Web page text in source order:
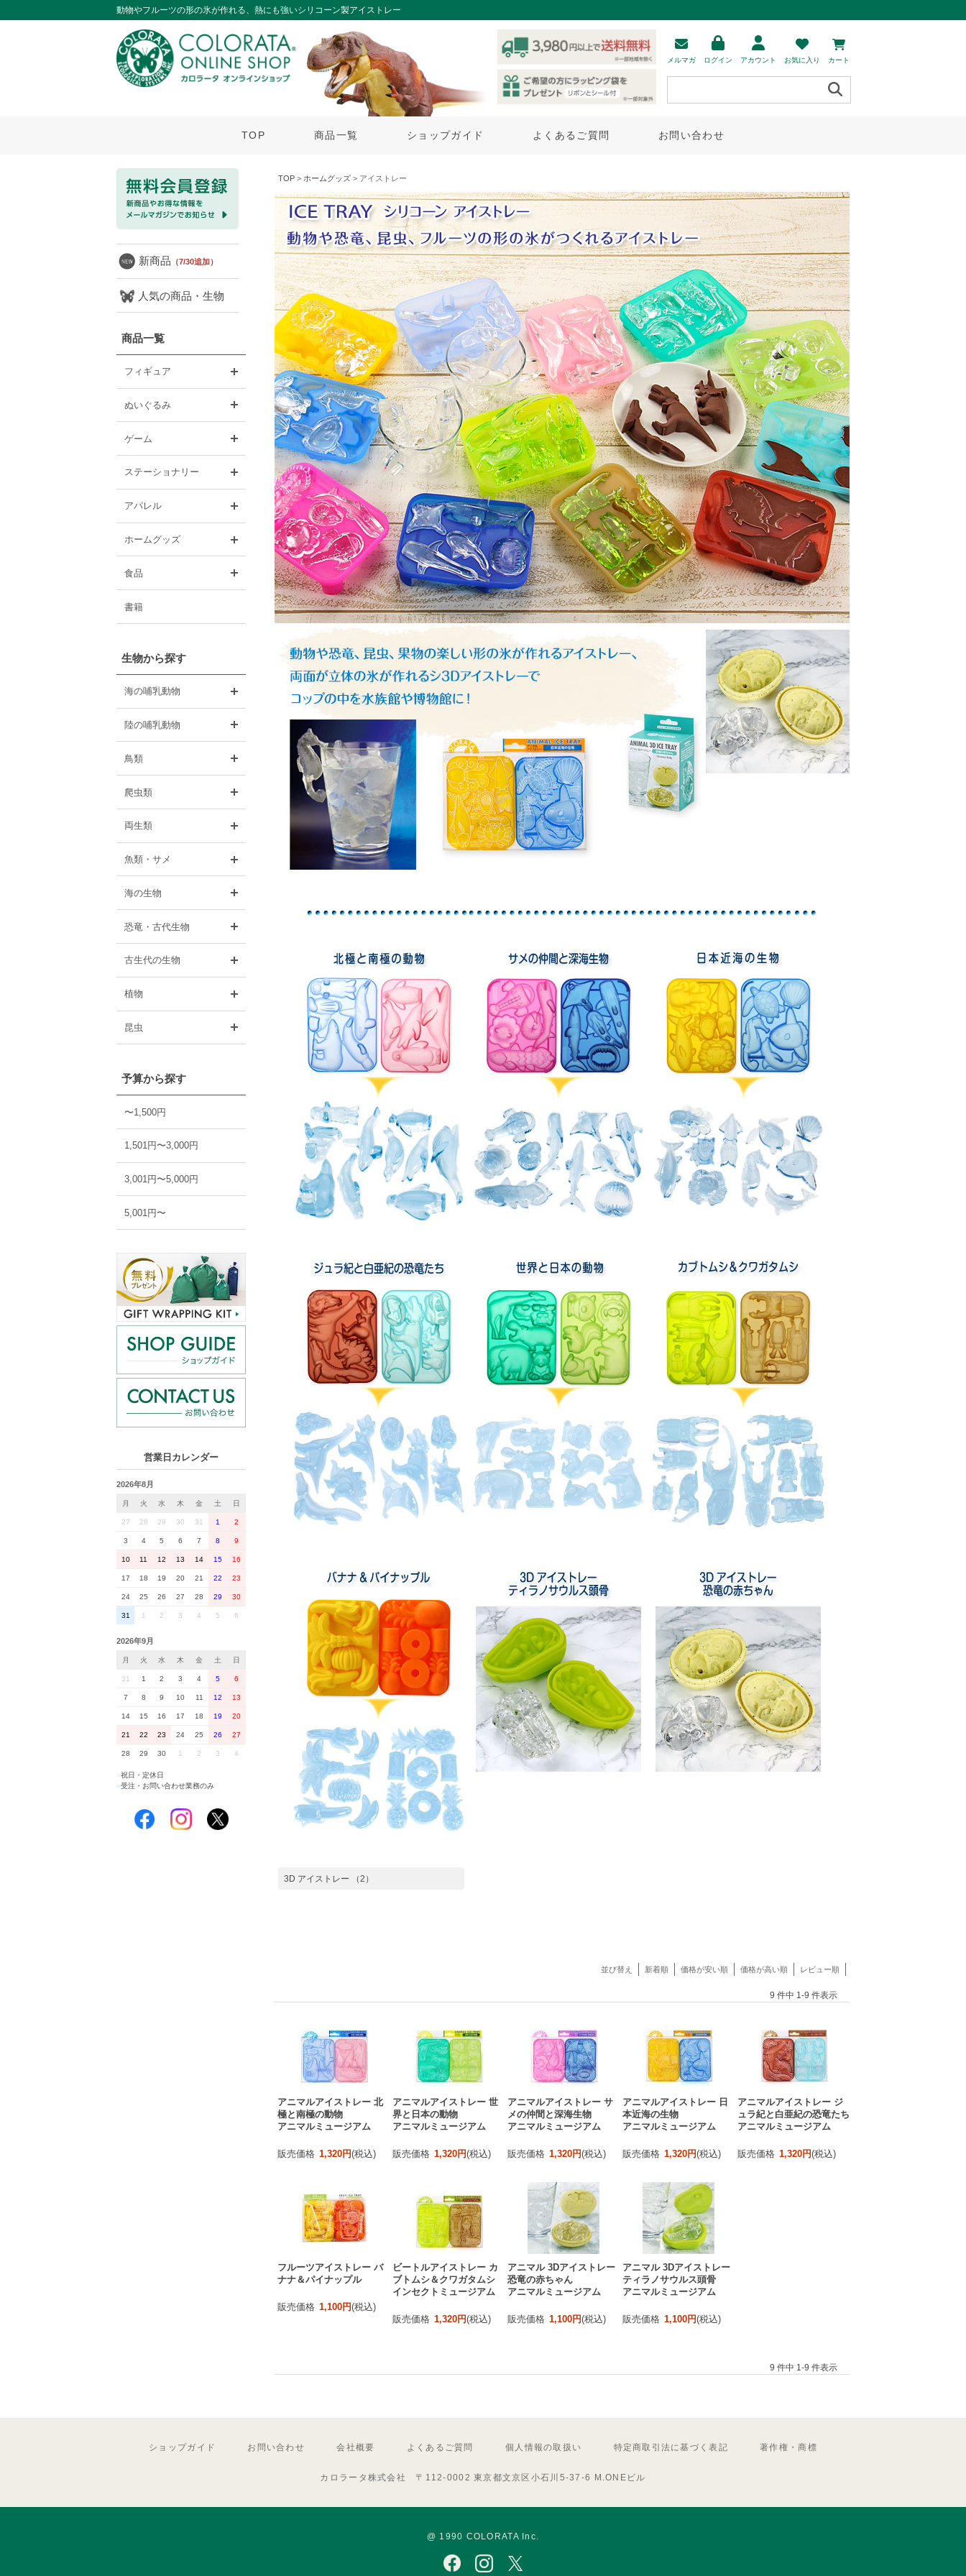
動物やフルーツの形の氷が作れる、熱にも強いシリコーン製アイストレー
メルマガ ログイン アカウント お気に入り カート
TOP 商品一覧 ショップガイド よくあるご質問 お問い合わせ
新商品 （7/30追加）
人気の商品・生物
商品一覧
フィギュア
ぬいぐるみ
ゲーム
ステーショナリー
アパレル
ホームグッズ
食品
書籍
生物から探す
海の哺乳動物
陸の哺乳動物
鳥類
爬虫類
両生類
魚類・サメ
海の生物
恐竜・古代生物
古生代の生物
植物
昆虫
予算から探す
〜1,500円
1,501円〜3,000円
3,001円〜5,000円
5,001円〜
営業日カレンダー
2026年8月
月 火 水 木 金 土 日
27 28 29 30 31 1 2
3 4 5 6 7 8 9
10 11 12 13 14 15 16
17 18 19 20 21 22 23
24 25 26 27 28 29 30
31 1 2 3 4 5 6
2026年9月
月 火 水 木 金 土 日
31 1 2 3 4 5 6
7 8 9 10 11 12 13
14 15 16 17 18 19 20
21 22 23 24 25 26 27
28 29 30 1 2 3 4
祝日・定休日
■受注・お問い合わせ業務のみ
TOP > ホームグッズ > アイストレー
3D アイストレー （2）
並び替え 新着順 価格が安い順 価格が高い順 レビュー順
9 件中 1-9 件表示
アニマルアイストレー 北
極と南極の動物
アニマルミュージアム
販売価格 1,320円(税込)
アニマルアイストレー 世
界と日本の動物
アニマルミュージアム
販売価格 1,320円(税込)
アニマルアイストレー サ
メの仲間と深海生物
アニマルミュージアム
販売価格 1,320円(税込)
アニマルアイストレー 日
本近海の生物
アニマルミュージアム
販売価格 1,320円(税込)
アニマルアイストレー ジ
ュラ紀と白亜紀の恐竜たち
アニマルミュージアム
販売価格 1,320円(税込)
フルーツアイストレー バ
ナナ＆パイナップル
販売価格 1,100円(税込)
ビートルアイストレー カ
ブトムシ＆クワガタムシ
インセクトミュージアム
販売価格 1,320円(税込)
アニマル 3Dアイストレー
恐竜の赤ちゃん
アニマルミュージアム
販売価格 1,100円(税込)
アニマル 3Dアイストレー
ティラノサウルス頭骨
アニマルミュージアム
販売価格 1,100円(税込)
9 件中 1-9 件表示
ショップガイド お問い合わせ 会社概要 よくあるご質問 個人情報の取扱い 特定商取引法に基づく表記 著作権・商標
カロラータ株式会社 〒112-0002 東京都文京区小石川5-37-6 M.ONEビル
@ 1990 COLORATA Inc.